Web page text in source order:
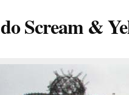
Scream &